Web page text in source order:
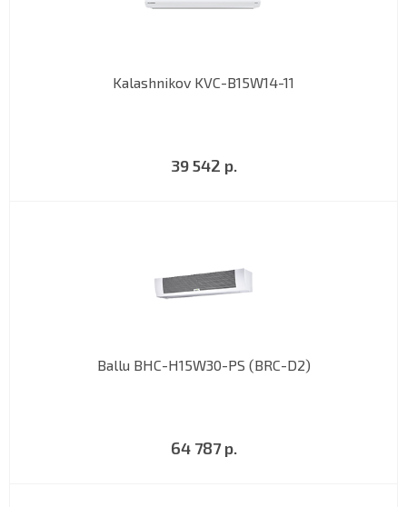
Kalashnikov KVC-B15W14-11
39 542 р.
Ballu BHC-H15W30-PS (BRC-D2)
64 787 р.